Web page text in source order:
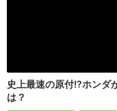
史上最速の原付!?ホンダ
は？